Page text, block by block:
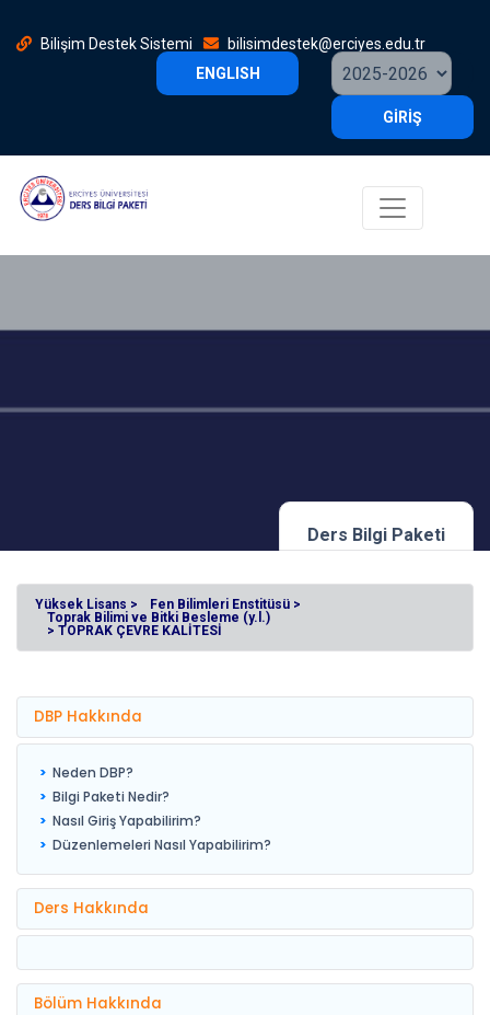
Bilişim Destek Sistemi
bilisimdestek@erciyes.edu.tr
ENGLISH
GİRİŞ
Ders Bilgi Paketi
Yüksek Lisans >
Fen Bilimleri Enstitüsü >
Toprak Bilimi ve Bitki Besleme (y.l.)
> TOPRAK ÇEVRE KALİTESİ
DBP Hakkında
Neden DBP?
Bilgi Paketi Nedir?
Nasıl Giriş Yapabilirim?
Düzenlemeleri Nasıl Yapabilirim?
Ders Hakkında
Bölüm Hakkında